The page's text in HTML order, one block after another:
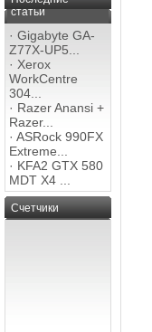
статьи
· Gigabyte GA-
Z77X-UP5...
· Xerox
WorkCentre
304...
· Razer Anansi +
Razer...
· ASRock 990FX
Extreme...
· KFA2 GTX 580
MDT X4 ...
Счетчики